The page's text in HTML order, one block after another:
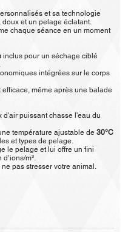
et sa technologie
, doux et un pelage éclatant.
chaque séance en un moment
inclus pour un séchage ciblé
intégrées sur le corps
même après une balade
d'air puissant chasse l'eau du
température ajustable de30°C
et types de pelage.
le pelage et lui offre un fini
m³.
ne pas stresser votre animal.